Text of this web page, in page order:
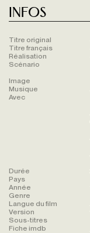
Infos
Titre original
Titre français
Réalisation
Scénario
Image
Musique
Avec
Durée
Pays
Année
Genre
Langue du film
Version
Sous-titres
Fiche imdb